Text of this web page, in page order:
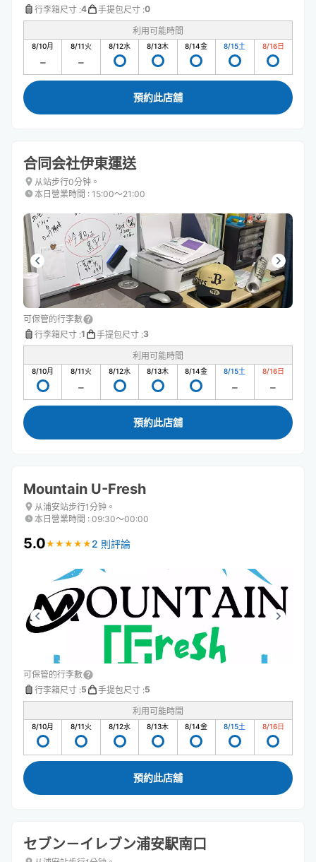
行李箱尺寸 :4 手提包尺寸 :0
利用可能時間
8/10月 8/11火 8/12水 8/13木 8/14金 8/15土 8/16日
預約此店舖
合同会社伊東運送
从站步行0分钟。
本日營業時間 : 15:00〜21:00
可保管的行李數
行李箱尺寸 :1 手提包尺寸 :3
利用可能時間
8/10月 8/11火 8/12水 8/13木 8/14金 8/15土 8/16日
預約此店舖
Mountain U-Fresh
从浦安站步行1分钟。
本日營業時間 : 09:30〜00:00
5.0★ ★ ★ ★ ★
★ ★ ★ ★ ★ 2 則評論
可保管的行李數
行李箱尺寸 :5 手提包尺寸 :5
利用可能時間
8/10月 8/11火 8/12水 8/13木 8/14金 8/15土 8/16日
預約此店舖
セブン－イレブン浦安駅南口